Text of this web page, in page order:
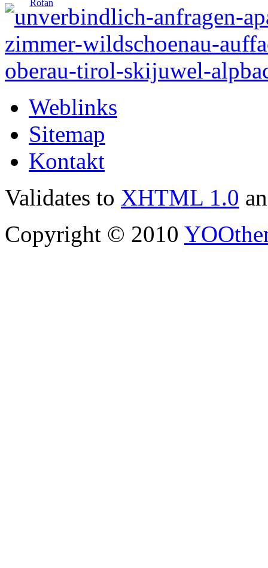
Weblinks
Sitemap
Kontakt
Validates to XHTML 1.0
Copyright © 2010